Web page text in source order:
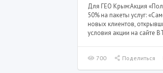
Для ГЕО Крым:Акция
50% на пакеты услуг:
новых клиентов,
условия акции на сайте
700 Поделиться